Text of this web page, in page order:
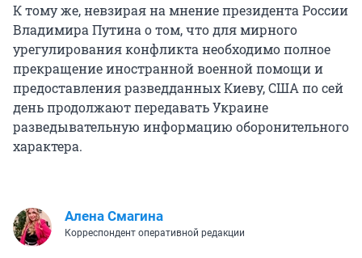
К тому же, невзирая на мнение президента России
Владимира Путина о том, что для мирного
урегулирования конфликта необходимо полное
прекращение иностранной военной помощи и
предоставления разведданных Киеву, США по сей
день продолжают передавать Украине
разведывательную информацию оборонительного
характера.
Алена Смагина
Корреспондент оперативной редакции